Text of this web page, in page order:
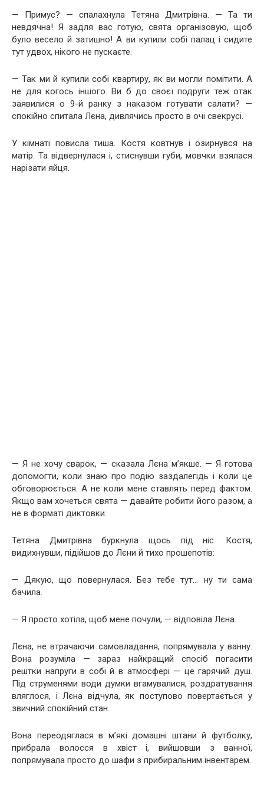
— Примус? — спалахнула Тетяна Дмитрівна. — Та ти
невдячна! Я задля вас готую, свята організовую, щоб
було весело й затишно! А ви купили собі палац і сидите
тут удвох, нікого не пускаєте.
— Так ми й купили собі квартиру, як ви могли помітити. А
не для когось іншого. Ви б до своєї подруги теж отак
заявилися о 9-й ранку з наказом готувати салати? —
спокійно спитала Лєна, дивлячись просто в очі свекрусі.
У кімнаті повисла тиша. Костя ковтнув і озирнувся на
матір. Та відвернулася і, стиснувши губи, мовчки взялася
нарізати яйця.
— Я не хочу сварок, — сказала Лєна м’якше. — Я готова
допомогти, коли знаю про подію заздалегідь і коли це
обговорюється. А не коли мене ставлять перед фактом.
Якщо вам хочеться свята — давайте робити його разом, а
не в форматі диктовки.
Тетяна Дмитрівна буркнула щось під ніс. Костя,
видихнувши, підійшов до Лєни й тихо прошепотів:
— Дякую, що повернулася. Без тебе тут… ну ти сама
бачила.
— Я просто хотіла, щоб мене почули, — відповіла Лєна.
Лєна, не втрачаючи самовладання, попрямувала у ванну.
Вона розуміла — зараз найкращий спосіб погасити
рештки напруги в собі й в атмосфері — це гарячий душ.
Під струменями води думки вгамувалися, роздратування
вляглося, і Лєна відчула, як поступово повертається у
звичний спокійний стан.
Вона переодяглася в м’які домашні штани й футболку,
прибрала волосся в хвіст і, вийшовши з ванної,
попрямувала просто до шафи з прибиральним інвентарем.